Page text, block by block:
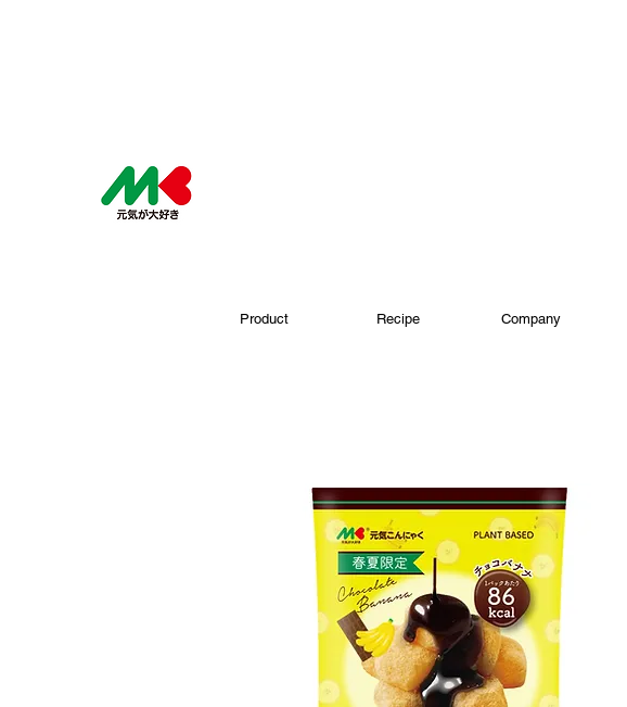
Product Recipe Company